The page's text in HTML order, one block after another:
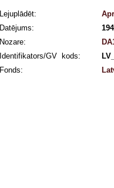
Lejuplādēt:
Datējums:
Nozare:
Identifikators/GV kods:
Fonds: